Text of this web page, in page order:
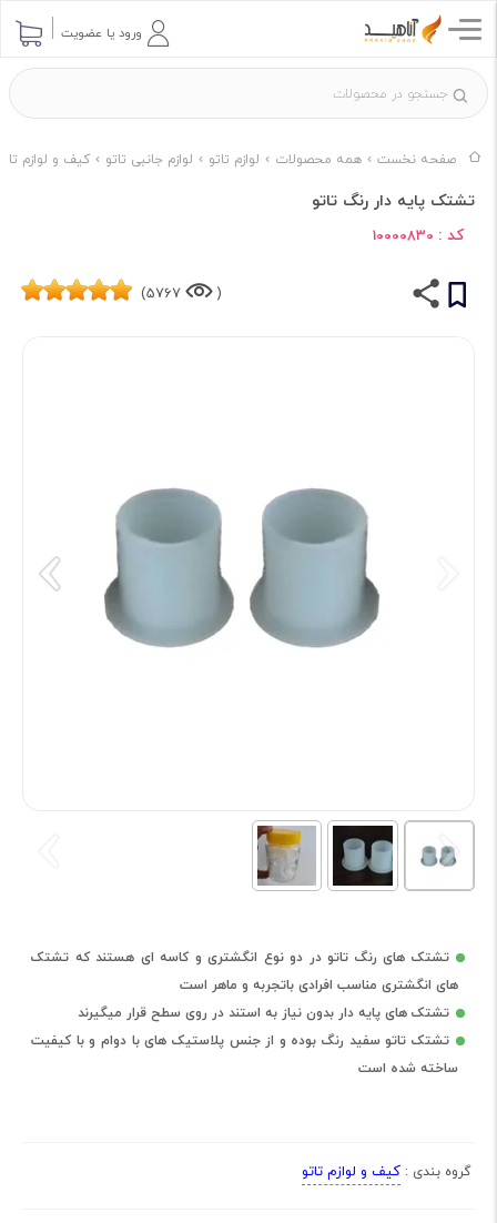
ورود یا عضویت
صفحه نخست همه محصولات لوازم تاتو لوازم جانبی تاتو کیف و لوازم
تشتک پایه دار رنگ تاتو
کد : 10000830
(
5767)
تشتک های رنگ تاتو در دو نوع انگشتری و کاسه ای هستند که تشتک
های انگشتری مناسب افرادی باتجربه و ماهر است
تشتک های پایه دار بدون نیاز به استند در روی سطح قرار میگیرند
تشتک تاتو سفید رنگ بوده و از جنس پلاستیک های با دوام و با کیفیت
ساخته شده است
گروه بندی : کیف و لوازم تاتو